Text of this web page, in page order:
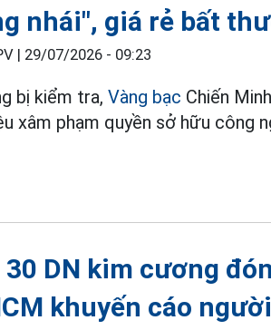
nhái", giá rẻ bất
| 29/07/2026 - 09:23
bị kiểm tra,Vàng bạc Chiến
xâm phạm quyền sở hữu công
30 DN kim cương
khuyến cáo